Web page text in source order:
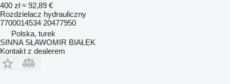
400 zł ≈ 92,89 €
Rozdzielacz hydrauliczny
7700014534 20477950
Polska, turek
SINNA SŁAWOMIR BIAŁEK
Kontakt z dealerem